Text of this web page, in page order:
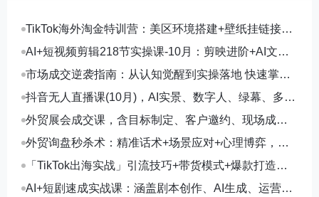
TikTok海外淘金特训营：美区环境搭建+壁纸挂链接
+剪映数字人，月入1.5万
AI+短视频剪辑218节实操课-10月：剪映进阶+AI文案
生成+账号运营，月入2万
市场成交逆袭指南：从认知觉醒到实操落地 快速掌握
市场开拓与成交核心能力
抖音无人直播课(10月)，AI实景、数字人、绿幕、多种
玩法、24小时自动盈利
外贸展会成交课，含目标制定、客户邀约、现场成
交，系统化SOP提升参展ROI
外贸询盘秒杀术：精准话术+场景应对+心理博弈，单
月询盘转化率提升200%
「TikTok出海实战」引流技巧+带货模式+爆款打造，
单月变现10万+秘籍
AI+短剧速成实战课：涵盖剧本创作、AI生成、运营变